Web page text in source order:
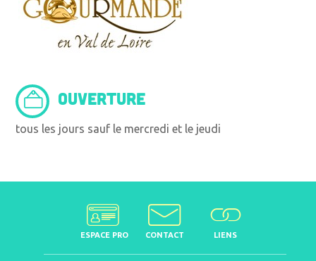
OUVERTURE
tous les jours sauf le mercredi et le jeudi
ESPACE PRO CONTACT LIENS